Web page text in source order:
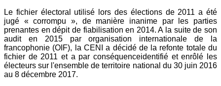
Le fichier électoral utilisé lors des élections de 2011 a été
jugé « corrompu », de manière inanime par les parties
prenantes en dépit de fiabilisation en 2014. A la suite de son
audit en 2015 par organisation internationale de la
francophonie (OIF), la CENI a décidé de la refonte totale du
fichier de 2011 et a par conséquenceidentifié et enrôlé les
électeurs sur l'ensemble de territoire national du 30 juin 2016
au 8 décembre 2017.